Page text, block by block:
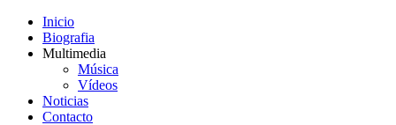
Inicio
Biografia
Multimedia
Música
Vídeos
Noticias
Contacto